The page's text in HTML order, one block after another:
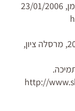
'
9. תשעה ירחי לידה ועוד-אבות בשנות ה-2000, מרסלה ציון,
http://